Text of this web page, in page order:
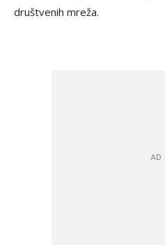
društvenih mreža.